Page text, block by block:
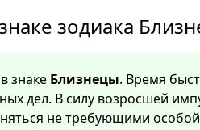
зодиака
знаке Близнецы. Время
дел. В силу возросшей
не требующими